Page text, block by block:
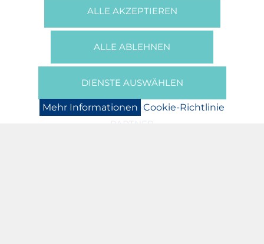
Wer Sind Wir?
NEWS
PARTNER
ALLE AKZEPTIEREN
ALLE ABLEHNEN
DIENSTE AUSWÄHLEN
Mehr Informationen Cookie-Richtlinie